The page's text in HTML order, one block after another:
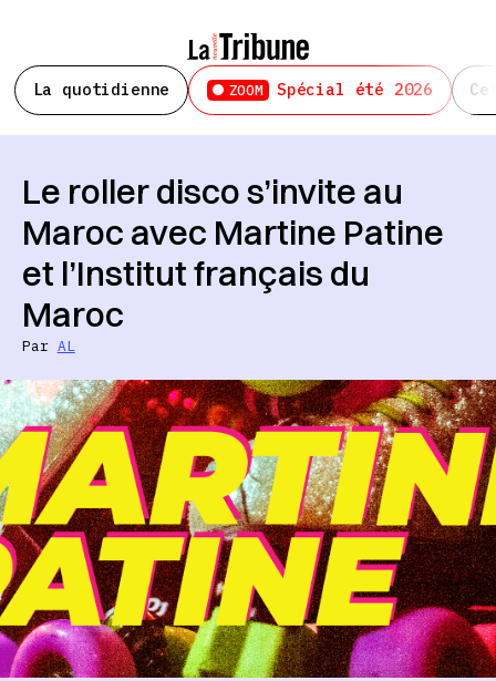
La quotidienne ZOOM Spécial été 2026
Le roller disco s’invite au
Maroc avec Martine Patine
et l’Institut français du
Maroc
Par AL